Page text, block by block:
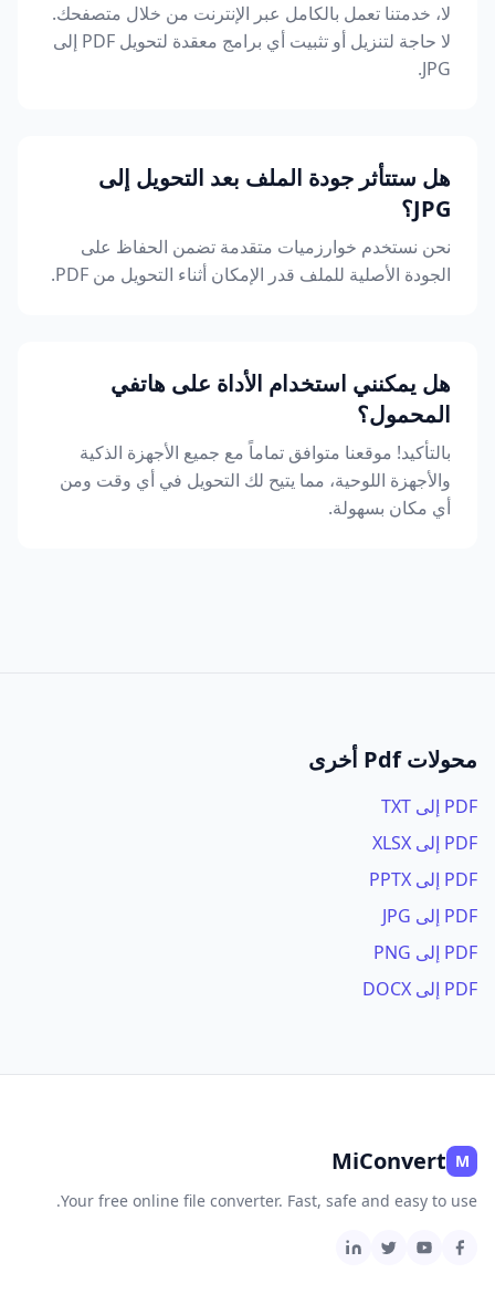
لا، خدمتنا تعمل بالكامل عبر الإنترنت من خلال متصفحك.
لا حاجة لتنزيل أو تثبيت أي برامج معقدة لتحويل PDF إلى
JPG.
هل ستتأثر جودة الملف بعد التحويل إلى
JPG؟
نحن نستخدم خوارزميات متقدمة تضمن الحفاظ على
الجودة الأصلية للملف قدر الإمكان أثناء التحويل من PDF.
هل يمكنني استخدام الأداة على هاتفي
المحمول؟
بالتأكيد! موقعنا متوافق تماماً مع جميع الأجهزة الذكية
والأجهزة اللوحية، مما يتيح لك التحويل في أي وقت ومن
أي مكان بسهولة.
محولات Pdf أخرى
PDF إلى TXT
PDF إلى XLSX
PDF إلى PPTX
PDF إلى JPG
PDF إلى PNG
PDF إلى DOCX
M
MiConvert
Your free online file converter. Fast, safe and easy to use.